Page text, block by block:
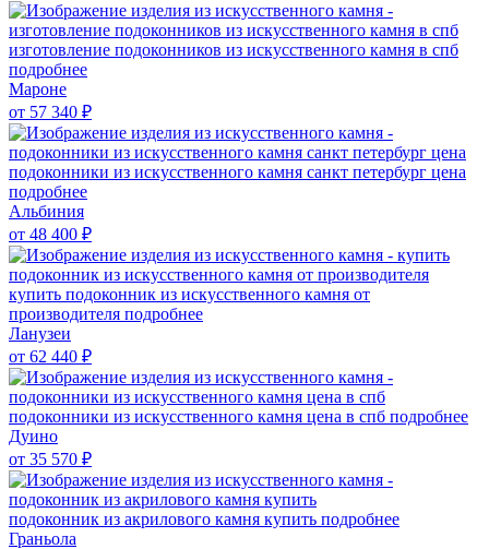
изготовление подоконников из искусственного камня в спб
подробнее
Мароне
от 57 340 ₽
подоконники из искусственного камня санкт петербург цена
подробнее
Альбиния
от 48 400 ₽
купить подоконник из искусственного камня от
производителя подробнее
Ланузеи
от 62 440 ₽
подоконники из искусственного камня цена в спб подробнее
Дуино
от 35 570 ₽
подоконник из акрилового камня купить подробнее
Граньола